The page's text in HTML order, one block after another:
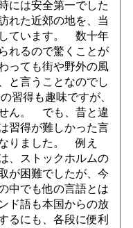
には安全第一でした
れた近郊の地を、当
ています。 数十年
れるので驚くことが
っても街や野外の風
と言うことなのでし
習得も趣味ですが、
ん。 でも、昔と違
習得が難しかった言
りました。 例え
、ストックホルムの
が困難でしたが、今
中でも他の言語とは
ド語も本国からの放
るにも、各段に便利